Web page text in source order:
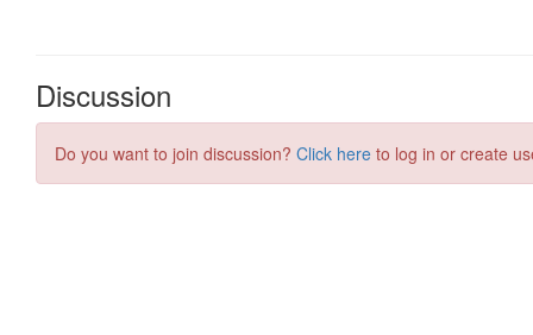
Discussion
Do you want to join discussion? Click here to log in or create